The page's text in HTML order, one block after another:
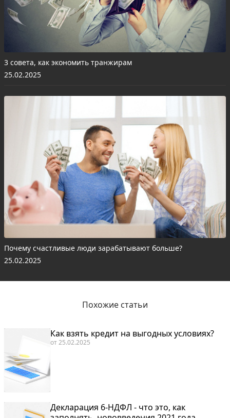
3 совета, как экономить транжирам
25.02.2025
Почему счастливые люди зарабатывают больше?
25.02.2025
Похожие статьи
Как взять кредит на выгодных условиях?
от25.02.2025
Декларация 6-НДФЛ - что это, как